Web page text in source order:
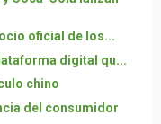
oficial de los...
digital qu...
chino
del consumidor